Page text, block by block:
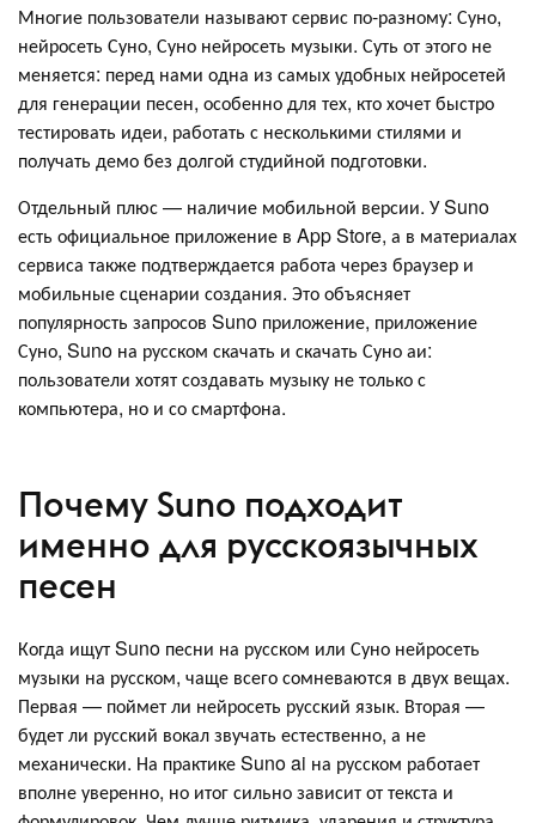
Многие пользователи называют сервис по-разному: Суно,
нейросеть Суно, Суно нейросеть музыки. Суть от этого не
меняется: перед нами одна из самых удобных нейросетей
для генерации песен, особенно для тех, кто хочет быстро
тестировать идеи, работать с несколькими стилями и
получать демо без долгой студийной подготовки.
Отдельный плюс — наличие мобильной версии. У Suno
есть официальное приложение в App Store, а в материалах
сервиса также подтверждается работа через браузер и
мобильные сценарии создания. Это объясняет
популярность запросов Suno приложение, приложение
Суно, Suno на русском скачать и скачать Суно аи:
пользователи хотят создавать музыку не только с
компьютера, но и со смартфона.
Почему Suno подходит
именно для русскоязычных
песен
Когда ищут Suno песни на русском или Суно нейросеть
музыки на русском, чаще всего сомневаются в двух вещах.
Первая — поймет ли нейросеть русский язык. Вторая —
будет ли русский вокал звучать естественно, а не
механически. На практике Suno ai на русском работает
вполне уверенно, но итог сильно зависит от текста и